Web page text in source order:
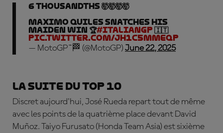
6 THOUSANDTHS 🤯🤯🤯🤯
Maximo Quiles snatches his
maiden win 🏆#ItalianGP 🇮🇹
pic.twitter.com/jH1c5mmeqp
— MotoGP™🏁 (@MotoGP) June 22, 2025
La suite du top 10
Discret aujourd'hui, José Rueda repart tout de même
avec les points de la quatrième place devant David
Muñoz. Taiyo Furusato (Honda Team Asia) est sixième